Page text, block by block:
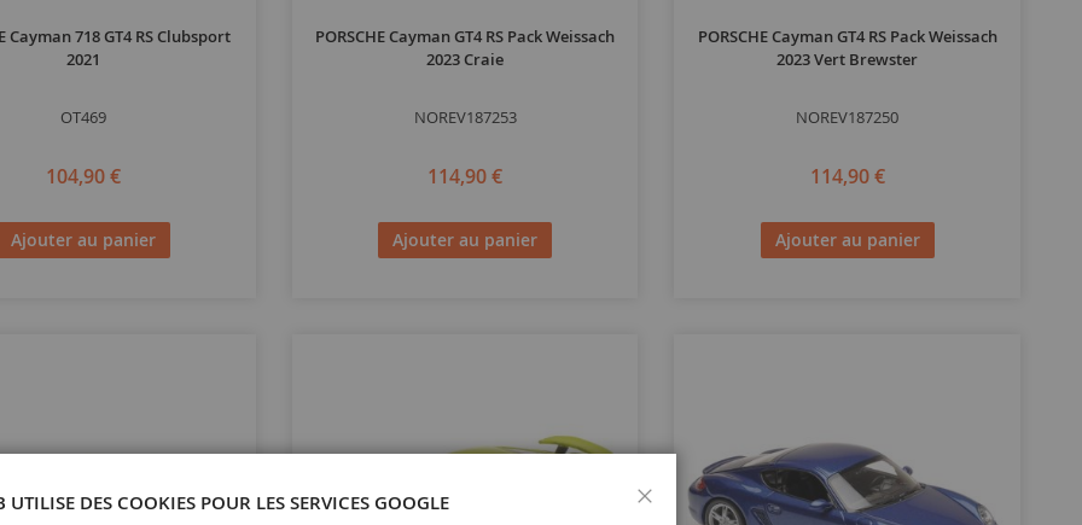
Cayman 718 GT4 RS Clubsport
2021
OT469
104,90 €
Ajouter au panier
PORSCHE Cayman GT4 RS Pack Weissach
2023 Craie
NOREV187253
114,90 €
Ajouter au panier
PORSCHE Cayman GT4 RS Pack Weissach
2023 Vert Brewster
NOREV187250
114,90 €
Ajouter au panier
UTILISE DES COOKIES POUR LES SERVICES GOOGLE
Fermer